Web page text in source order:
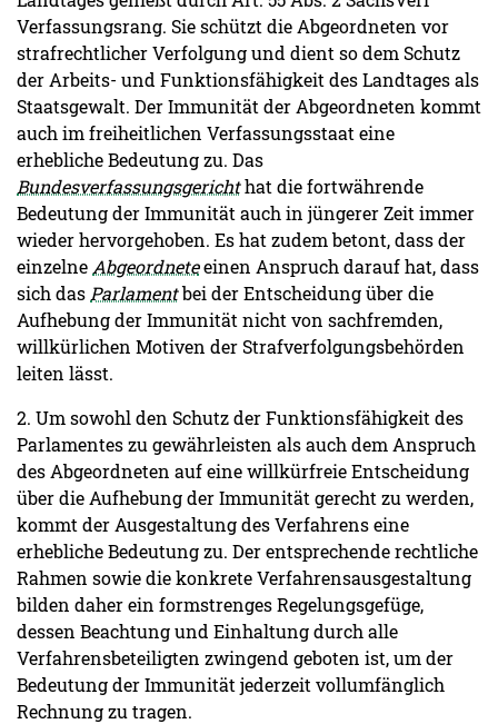
Verfassungsrang. Sie schützt die Abgeordneten vor
strafrechtlicher Verfolgung und dient so dem Schutz
der Arbeits- und Funktionsfähigkeit des Landtages als
Staatsgewalt. Der Immunität der Abgeordneten kommt
auch im freiheitlichen Verfassungsstaat eine
erhebliche Bedeutung zu. Das
Bundesverfassungsgerichthat die fortwährende
Bedeutung der Immunität auch in jüngerer Zeit immer
wieder hervorgehoben. Es hat zudem betont, dass der
einzelne Abgeordneteeinen Anspruch darauf hat, dass
sich das Parlamentbei der Entscheidung über die
Aufhebung der Immunität nicht von sachfremden,
willkürlichen Motiven der Strafverfolgungsbehörden
leiten lässt.
2. Um sowohl den Schutz der Funktionsfähigkeit des
Parlamentes zu gewährleisten als auch dem Anspruch
des Abgeordneten auf eine willkürfreie Entscheidung
über die Aufhebung der Immunität gerecht zu werden,
kommt der Ausgestaltung des Verfahrens eine
erhebliche Bedeutung zu. Der entsprechende rechtliche
Rahmen sowie die konkrete Verfahrensausgestaltung
bilden daher ein formstrenges Regelungsgefüge,
dessen Beachtung und Einhaltung durch alle
Verfahrensbeteiligten zwingend geboten ist, um der
Bedeutung der Immunität jederzeit vollumfänglich
Rechnung zu tragen.